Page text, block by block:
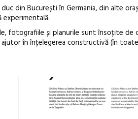
din București în Germania, din alte
fotografiile și planurile sunt însoțite de
în înțelegerea constructivă (în